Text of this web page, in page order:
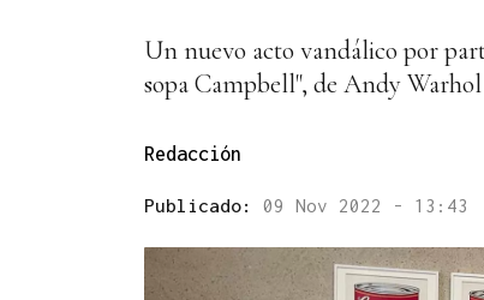
Un nuevo acto vandálico por
sopa Campbell", de Andy Warhol
Redacción
Publicado: 09 Nov 2022 - 13:43